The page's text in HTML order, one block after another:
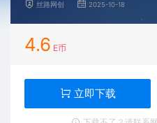
丝路网创 2025-10-18
4.6 E币
立即下载